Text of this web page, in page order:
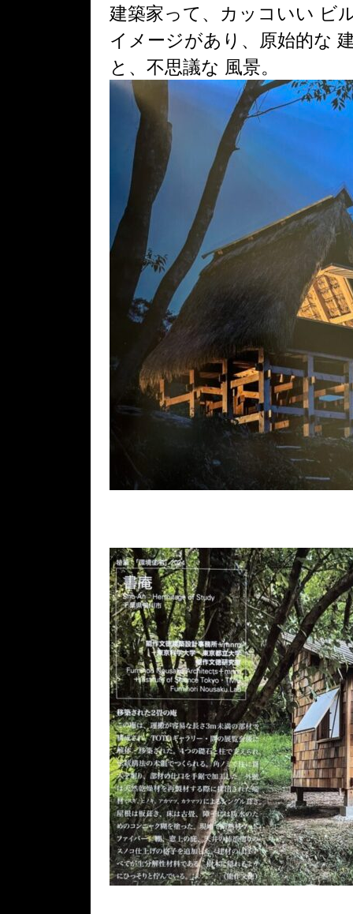
建築家って、カッコいい ビ
イメージがあり、原始的な
と、不思議な 風景。